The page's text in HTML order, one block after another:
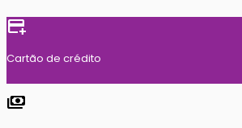
add_card
Cartão de crédito
payments